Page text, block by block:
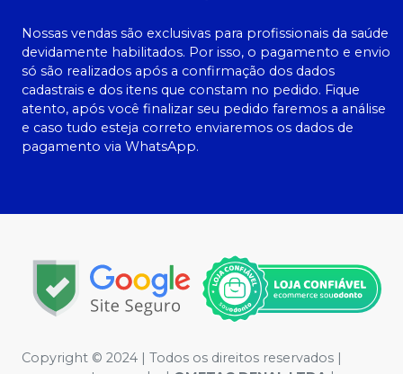
Nossas vendas são exclusivas para profissionais da saúde
devidamente habilitados. Por isso, o pagamento e envio
só são realizados após a confirmação dos dados
cadastrais e dos itens que constam no pedido. Fique
atento, após você finalizar seu pedido faremos a análise
e caso tudo esteja correto enviaremos os dados de
pagamento via WhatsApp.
Copyright © 2024 | Todos os direitos reservados |